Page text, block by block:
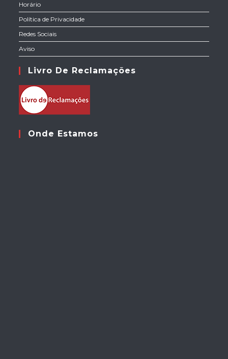
Horário
Política de Privacidade
Redes Sociais
Aviso
Livro De Reclamações
Onde Estamos